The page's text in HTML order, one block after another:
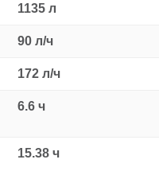
1135 л
90 л/ч
172 л/ч
6.6 ч
15.38 ч